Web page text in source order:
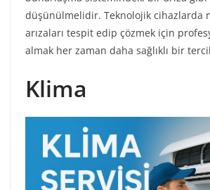
düşünülmelidir. Teknolojik cihazlarda
arızaları tespit edip çözmek için
almak her zaman daha sağlıklı bir
Klima